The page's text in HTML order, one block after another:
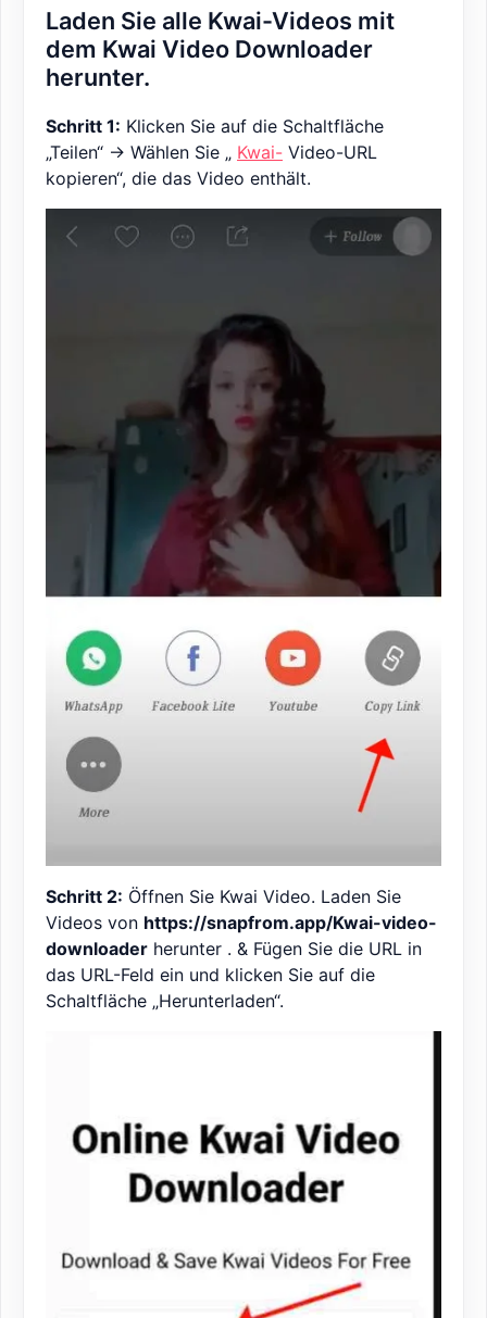
Laden Sie alle Kwai-Videos mit
dem Kwai Video Downloader
herunter.
Schritt 1: Klicken Sie auf die Schaltfläche
„Teilen“ -> Wählen Sie „ Kwai- Video-URL
kopieren“, die das Video enthält.
Schritt 2: Öffnen Sie Kwai Video. Laden Sie
Videos von https://snapfrom.app/Kwai-video-
downloader herunter . & Fügen Sie die URL in
das URL-Feld ein und klicken Sie auf die
Schaltfläche „Herunterladen“.